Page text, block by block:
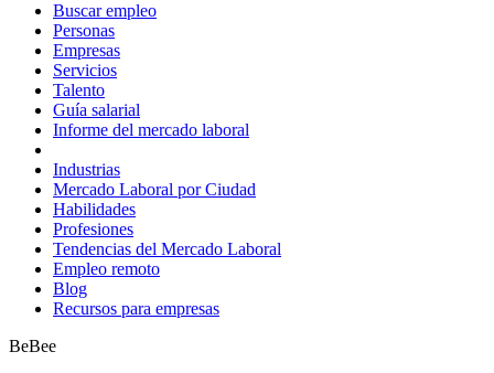
Buscar empleo
Personas
Empresas
Servicios
Talento
Guía salarial
Informe del mercado laboral
Industrias
Mercado Laboral por Ciudad
Habilidades
Profesiones
Tendencias del Mercado Laboral
Empleo remoto
Blog
Recursos para empresas
BeBee